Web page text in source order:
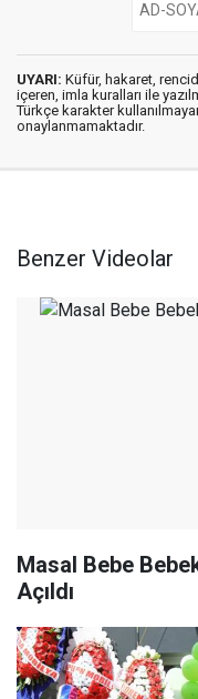
UYARI: Küfür, hakaret,
içeren, imla kuralları ile
Türkçe karakter
onaylanmamaktadır.
Benzer Videolar
Masal Bebe
Açıldı